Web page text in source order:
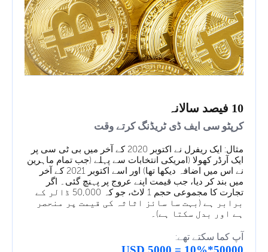
10 فیصد سالانہ
کرپٹو سی ایف ڈی ٹریڈنگ کرتے وقت
مثال: ایک ریفرل نے اکتوبر 2020 کے آخر میں بی ٹی سی پر
ایک آرڈر کھولا (امریکی انتخابات سے پہلے (جب تمام ماہرین
نے اس میں اضافہ دیکھا تھا) اور اسے اکتوبر 2021 کے آخر
میں بند کر دیا، جب قیمت اپنے عروج پر پہنچ گئی۔ اگر
تجارت کا مجموعی حجم 1 لاٹ، جو کہ 50,000 ڈالر کے
برابر ہے (بہت سا سائز اثاثہ کی قیمت پر منحصر
ہے اور بدل سکتا ہے)۔
آپ کما سکتے تھے: